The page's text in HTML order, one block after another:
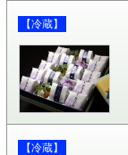
【冷蔵】
【冷蔵】